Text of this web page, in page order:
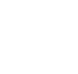
de Estado da
solene e entrega das insígnias.